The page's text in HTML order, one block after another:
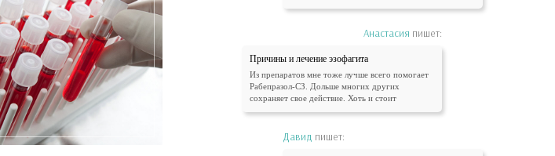
Анастасия пишет:
Причины и лечение эзофагита
Из препаратов мне тоже лучше всего помогает
Рабепразол-СЗ. Дольше многих других
сохраняет свое действие. Хоть и стоит
Давид пишет: